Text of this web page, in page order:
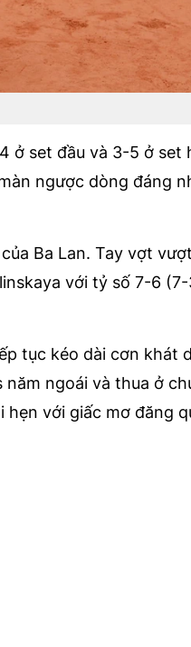
ở set đầu và 3-5 ở set
ngược dòng đáng
Ba Lan. Tay vợt
với tỷ số 7-6
tục kéo dài cơn khát
năm ngoái và thua ở
hẹn với giấc mơ đăng